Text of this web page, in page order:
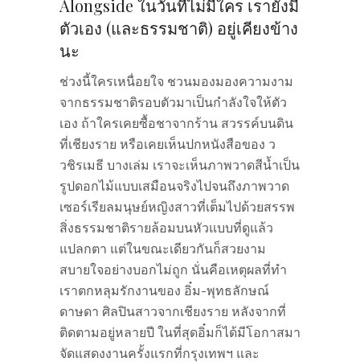
Alongside ในวันที่ไม่มีใคร เรายังมี
ตัวเอง (และธรรมชาติ) อยู่เคียงข้าง
นะ
ช่วงนี้ใครเหนื่อยใจ ชวนมองมองความงาม
จากธรรมชาติรอบตัวมาเป็นกำลังใจให้ตัว
เอง ถ้าใครเคยซื้อชาจากร้าน สวรรค์บนดิน
ที่เชียงราย หรือเคยเห็นปกหนังสือของ ว
วชิรเมธี บางเล่ม เราจะเห็นภาพวาดสีน้ำเป็น
รูปดอกไม้แบบเสมือนจริงไปจนถึงภาพวาด
เซอร์เรียลมนุษย์หญิงสาวที่เต็มไปด้วยสรรพ
สิ่งธรรมชาติรายล้อมบนหัวแบบที่ดูแล้ว
แปลกตา แต่ในขณะเดียวกันก็สวยงาม
สบายใจอย่างบอกไม่ถูก นั่นคือเหตุผลที่ทำ
เราตกหลุมรักงานของ อิ๋ม-พุทธลักษณ์
ดาษดา ศิลปินสาวจากเชียงราย หลังจากที่
ติดตามอยู่หลายปี ในที่สุดอิ๋มก็ได้มีโอกาสมา
จัดแสดงงานครั้งแรกที่กรุงเทพฯ และ